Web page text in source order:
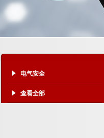
电气安全
查看全部